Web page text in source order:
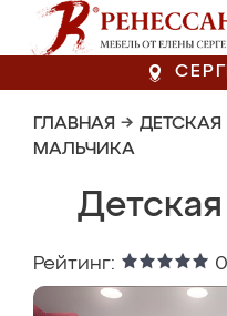
ГЛАВНАЯ →
МАЛЬЧИКА
Рейтинг: